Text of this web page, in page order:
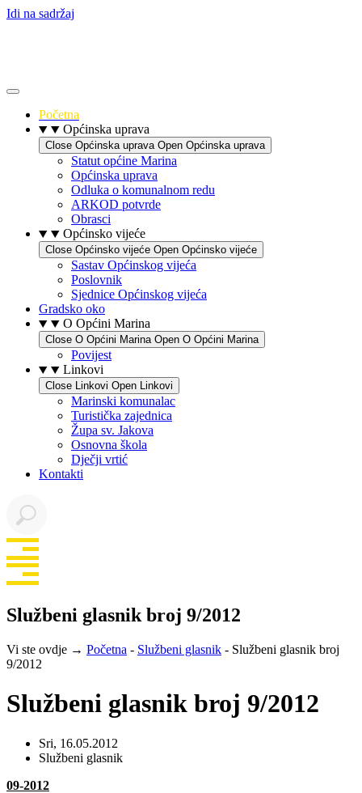
Idi na sadržaj
Početna
Općinska uprava
Close Općinska uprava Open Općinska uprava
Statut općine Marina
Općinska uprava
Odluka o komunalnom redu
ARKOD potvrde
Obrasci
Općinsko vijeće
Close Općinsko vijeće Open Općinsko vijeće
Sastav Općinskog vijeća
Poslovnik
Sjednice Općinskog vijeća
Gradsko oko
O Općini Marina
Close O Općini Marina Open O Općini Marina
Povijest
Linkovi
Close Linkovi Open Linkovi
Marinski komunalac
Turistička zajednica
Župa sv. Jakova
Osnovna škola
Dječji vrtić
Kontakti
Službeni glasnik broj 9/2012
Vi ste ovdje → Početna - Službeni glasnik - Službeni glasnik broj
9/2012
Službeni glasnik broj 9/2012
Sri, 16.05.2012
Službeni glasnik
09-2012